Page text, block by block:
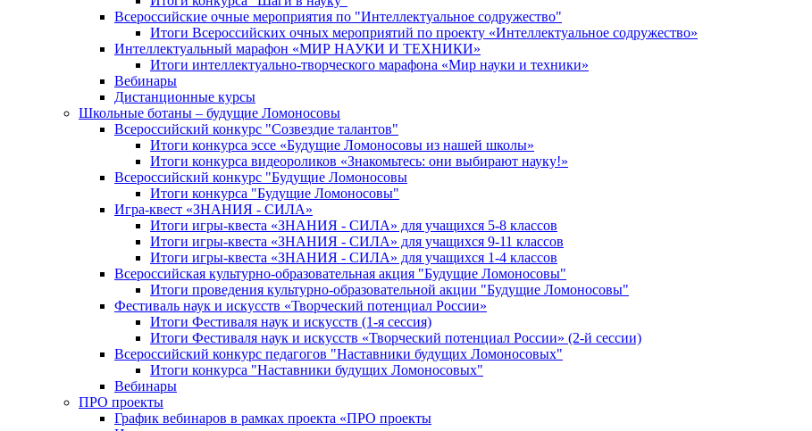
Всероссийские очные мероприятия по "Интеллектуальное содружество"
Итоги Всероссийских очных мероприятий по проекту «Интеллектуальное содружество»
Интеллектуальный марафон «МИР НАУКИ И ТЕХНИКИ»
Итоги интеллектуально-творческого марафона «Мир науки и техники»
Вебинары
Дистанционные курсы
Школьные ботаны – будущие Ломоносовы
Всероссийский конкурс "Созвездие талантов"
Итоги конкурса эссе «Будущие Ломоносовы из нашей школы»
Итоги конкурса видеороликов «Знакомьтесь: они выбирают науку!»
Всероссийский конкурс "Будущие Ломоносовы
Итоги конкурса "Будущие Ломоносовы"
Игра-квест «ЗНАНИЯ - СИЛА»
Итоги игры-квеста «ЗНАНИЯ - СИЛА» для учащихся 5-8 классов
Итоги игры-квеста «ЗНАНИЯ - СИЛА» для учащихся 9-11 классов
Итоги игры-квеста «ЗНАНИЯ - СИЛА» для учащихся 1-4 классов
Всероссийская культурно-образовательная акция "Будущие Ломоносовы"
Итоги проведения культурно-образовательной акции "Будущие Ломоносовы"
Фестиваль наук и искусств «Творческий потенциал России»
Итоги Фестиваля наук и искусств (1-я сессия)
Итоги Фестиваля наук и искусств «Творческий потенциал России» (2-й сессии)
Всероссийский конкурс педагогов "Наставники будущих Ломоносовых"
Итоги конкурса "Наставники будущих Ломоносовых"
Вебинары
ПРО проекты
График вебинаров в рамках проекта «ПРО проекты